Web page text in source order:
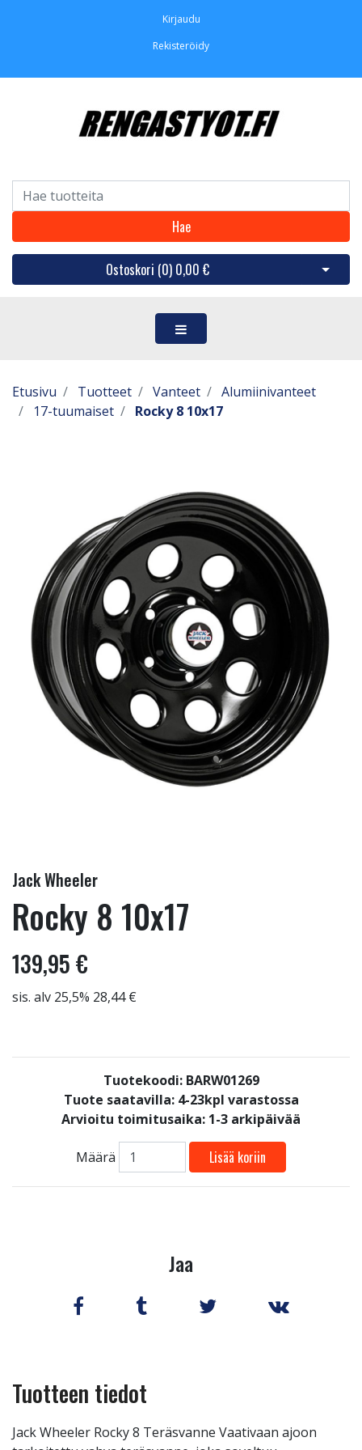
Kirjaudu
Rekisteröidy
Hae
Ostoskori (0) 0,00 € Avaa
Etusivu Tuotteet Vanteet
Alumiinivanteet
17-tuumaiset
Rocky 8 10x17
Jack Wheeler
Rocky 8 10x17
139,95 €
sis. alv 25,5% 28,44 €
Tuotekoodi: BARW01269
Tuote saatavilla: 4-23kpl varastossa
Arvioitu toimitusaika: 1-3 arkipäivää
Määrä Lisää koriin
Jaa
Tuotteen tiedot
Jack Wheeler Rocky 8 Teräsvanne Vaativaan ajoon